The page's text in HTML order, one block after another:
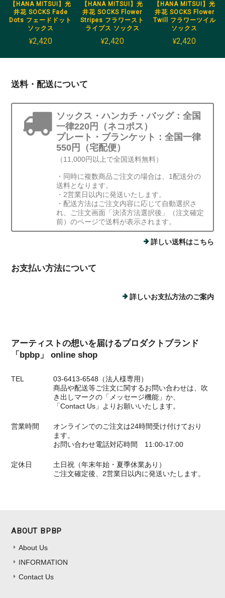
【HANA MITSUI】光
井花 SOCKS Fade
Dots フェードドット
ソックス
¥2,420
【HANA MITSUI】光
井花 SOCKS Flower
Stripes フラワースト
ライプス ソックス
¥2,420
【HANA MITSUI】光
井花 SOCKS Flower
Twill フラワーツイル
ソックス
¥2,420
送料・配送について
ソックス・ハンカチ・バッグ：全国
一律220円（ネコポス）
プレート・ブランケット：全国一律
550円（宅配便）
（11,000円以上で全国送料無料）
・同時に複数商品ご注文の場合は、1配送分の
送料となります。
・2営業日以内に発送いたします。
・配送方法はご注文内容に応じて自動選択さ
れ、ご注文画面「決済方法選択後」（注文確定
前）のページで送料が表示されます。
詳しい送料はこちら
お支払い方法について
詳しいお支払方法のご案内
アーティストの想いを届けるプロダクトブランド
「bpbp」 online shop
TEL
03-6413-6548（法人様専用）
商品や配送等ご注文に関するお問い合わせは、吹
き出しマークの「メッセージ機能」か、
「Contact Us」よりお願いいたします。
営業時間
オンラインでのご注文は24時間受け付けており
ます。
お問い合わせ電話対応時間 11:00-17:00
定休日
土日祝（年末年始・夏季休業あり）
ご注文確定後、2営業日以内に発送いたします。
ABOUT BPBP
About Us
INFORMATION
Contact Us